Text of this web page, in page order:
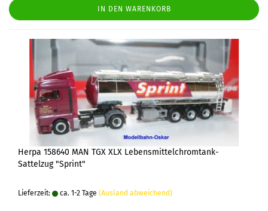
IN DEN WARENKORB
Herpa 158640 MAN TGX XLX Lebensmittelchromtank-
Sattelzug "Sprint"
Lieferzeit: ca. 1-2 Tage (Ausland abweichend)